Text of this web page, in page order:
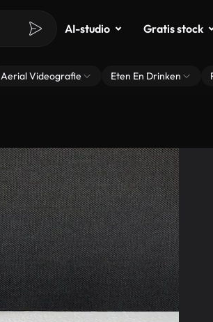
AI-studio Gratis stock
Aerial Videografie Eten En Drinken